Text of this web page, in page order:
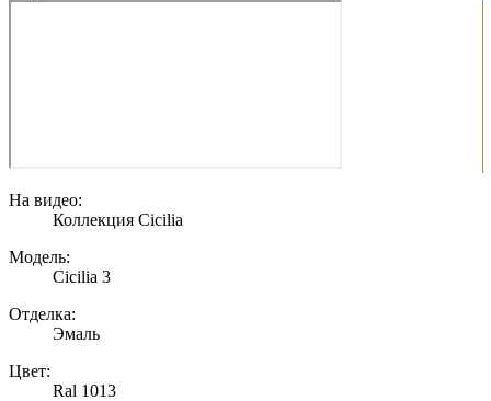
На видео:
Коллекция Cicilia
Модель:
Cicilia 3
Отделка:
Эмаль
Цвет:
Ral 1013